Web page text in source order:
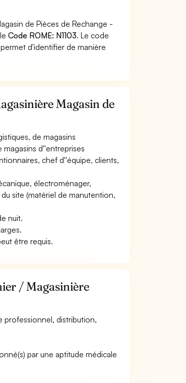
de Pièces de Rechange -
leCode ROME: N1103. Le code
d'identifier de manière
Magasin de
de magasins
d''entreprises
chef d''équipe, clients,
électroménager,
site (matériel de manutention,
nuit.
être requis.
/ Magasinière
professionnel, distribution,
par une aptitude médicale